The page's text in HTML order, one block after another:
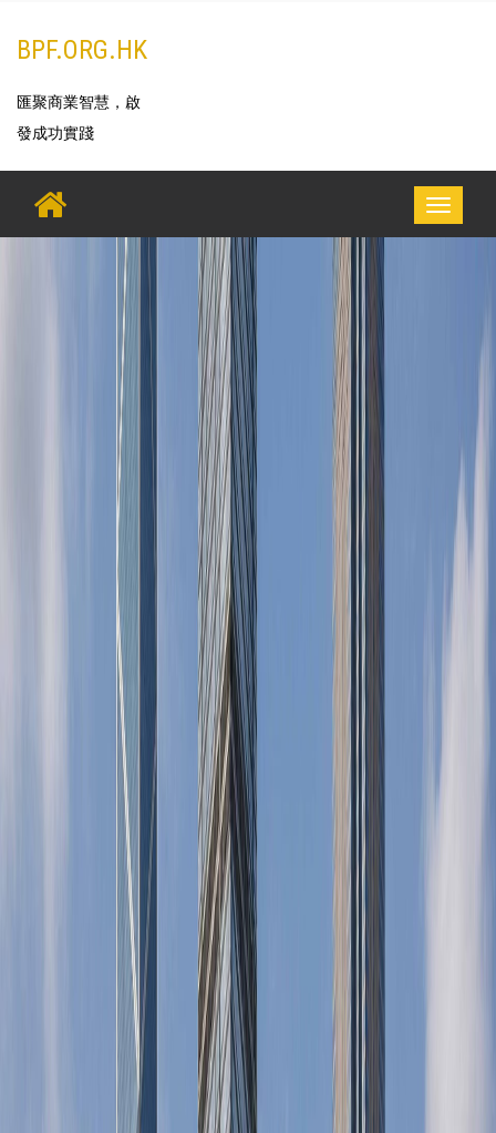
BPF.ORG.HK
匯聚商業智慧，啟
發成功實踐
Toggle